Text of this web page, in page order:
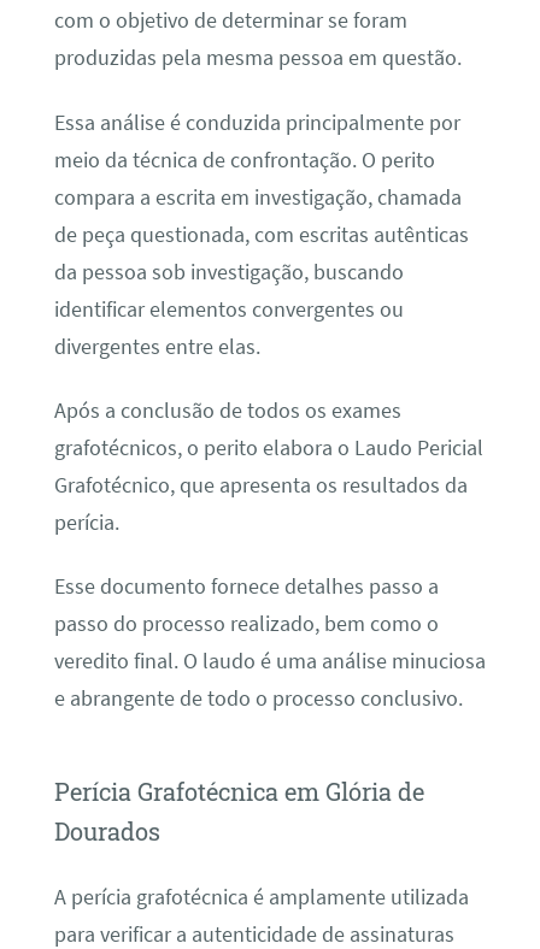
com o objetivo de determinar se foram
produzidas pela mesma pessoa em questão.
Essa análise é conduzida principalmente por
meio da técnica de confrontação. O perito
compara a escrita em investigação, chamada
de peça questionada, com escritas autênticas
da pessoa sob investigação, buscando
identificar elementos convergentes ou
divergentes entre elas.
Após a conclusão de todos os exames
grafotécnicos, o perito elabora o Laudo Pericial
Grafotécnico, que apresenta os resultados da
perícia.
Esse documento fornece detalhes passo a
passo do processo realizado, bem como o
veredito final. O laudo é uma análise minuciosa
e abrangente de todo o processo conclusivo.
Perícia Grafotécnica em Glória de
Dourados
A perícia grafotécnica é amplamente utilizada
para verificar a autenticidade de assinaturas